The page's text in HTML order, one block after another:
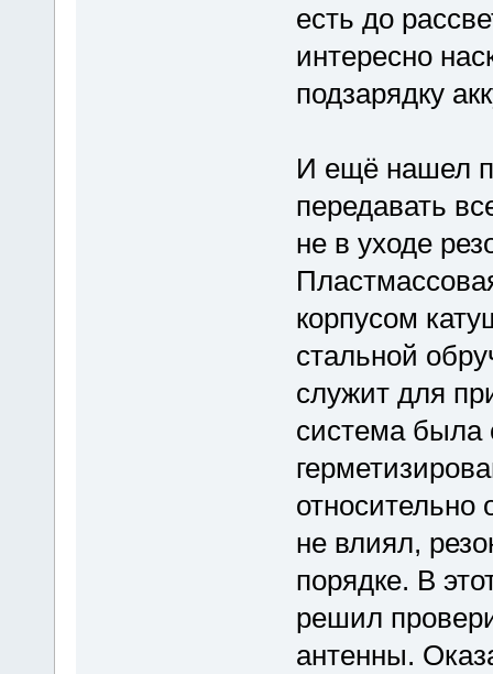
есть до
интересно
подзарядку
И ещё нашел
передавать
не в уходе
корпусом
стальной
служит для
система была
относительно
не влиял,
порядке. В
решил
антенны.